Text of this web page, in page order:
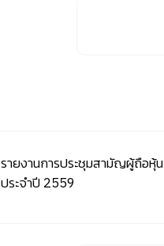
รายงานการประชุมสามัญผู้ถือหุ้น
ประจำปี 2559